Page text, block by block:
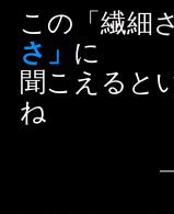
この「繊細
さ」 に
聞こえると
ね